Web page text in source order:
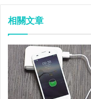
相關文章